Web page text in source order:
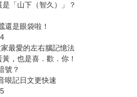
是「山下（智久）」？
是眼袋啦！
最愛的左右腦記憶法
，也是喜．歡．你！
號？
哏記日文更快速